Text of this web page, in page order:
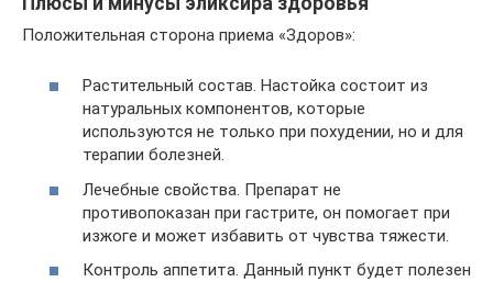
Положительная сторона приема «Здоров»:
Растительный состав. Настойка состоит из
натуральных компонентов, которые
используются не только при похудении, но и для
терапии болезней.
Лечебные свойства. Препарат не
противопоказан при гастрите, он помогает при
изжоге и может избавить от чувства тяжести.
Контроль аппетита. Данный пункт будет полезен